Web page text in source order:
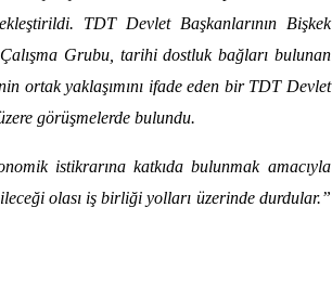
TDT Devlet Başkanlarının Bişkek
Grubu, tarihi dostluk bağları bulunan
ortak yaklaşımını ifade eden bir TDT Devlet
görüşmelerde bulundu.
istikrarına katkıda bulunmak amacıyla
olası iş birliği yolları üzerinde durdular.”